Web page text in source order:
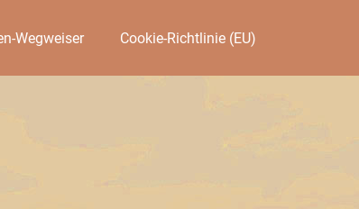
Wegweiser Cookie-Richtlinie (EU)